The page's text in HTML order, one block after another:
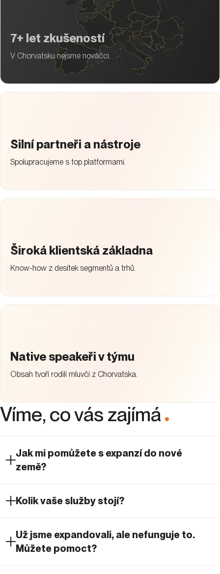
7+ let zkušeností
V Chorvatsku nejsme nováčci.
Silní partneři a nástroje
Spolupracujeme s top platformami.
Široká klientská základna
Know-how z desítek segmentů a trhů.
Native speakeři v týmu
Obsah tvoří rodilí mluvčí z Chorvatska.
Víme, co vás zajímá
.
Jak mi pomůžete s expanzí do nové
země?
Kolik vaše služby stojí?
Už jsme expandovali, ale nefunguje to.
Můžete pomoct?